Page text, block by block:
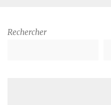
Rechercher